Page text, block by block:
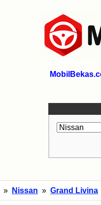
» Nissan » Grand Livina